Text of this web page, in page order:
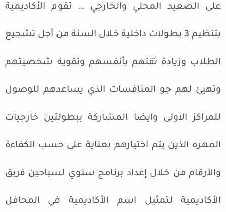
على الصعيد المحلي والخارجي … تقوم الأكاديمية
بتنظيم 3 بطولات داخلية خلال السنة من أجل تشجيع
الطلاب وزيادة ثقتهم بأنفسهم وتقوية شخصيتهم
وتهيئ لهم جو المنافسات الذي يساعدهم للوصول
للمراكز الاولى وايضا المشاركة ببطولتين خارجيات
المهـره الذين يتم اختيارهم بعناية على حسب الكفاءة
والأرقام من خلال إعداد برنامج سنوي لسباحين فريق
الأكاديمية لتمثيل اسم الأكاديمية في المحافل